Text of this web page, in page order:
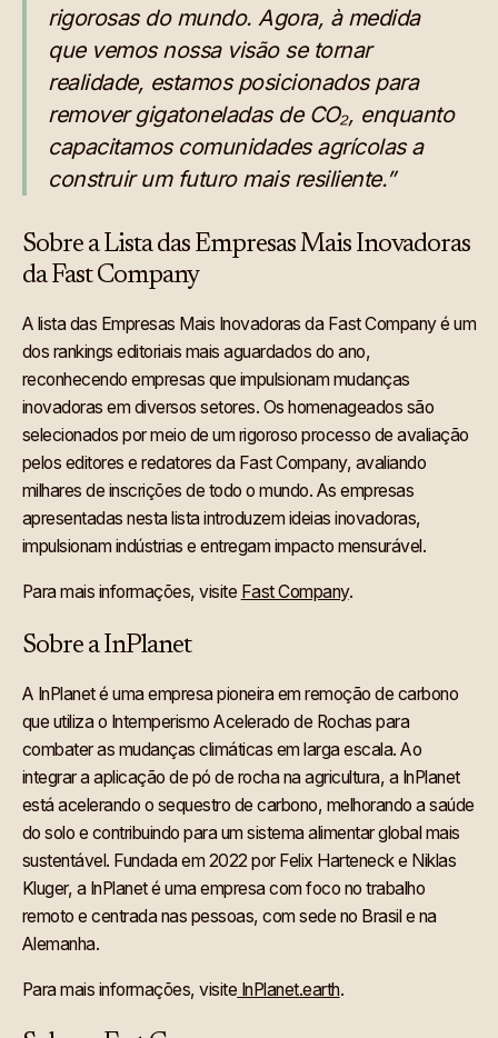
rigorosas do mundo. Agora, à medida
que vemos nossa visão se tornar
realidade, estamos posicionados para
remover gigatoneladas de CO₂, enquanto
capacitamos comunidades agrícolas a
construir um futuro mais resiliente.”
Sobre a Lista das Empresas Mais Inovadoras
da Fast Company
A lista das Empresas Mais Inovadoras da Fast Company é um
dos rankings editoriais mais aguardados do ano,
reconhecendo empresas que impulsionam mudanças
inovadoras em diversos setores. Os homenageados são
selecionados por meio de um rigoroso processo de avaliação
pelos editores e redatores da Fast Company, avaliando
milhares de inscrições de todo o mundo. As empresas
apresentadas nesta lista introduzem ideias inovadoras,
impulsionam indústrias e entregam impacto mensurável.
Para mais informações, visite Fast Company.
Sobre a InPlanet
A InPlanet é uma empresa pioneira em remoção de carbono
que utiliza o Intemperismo Acelerado de Rochas para
combater as mudanças climáticas em larga escala. Ao
integrar a aplicação de pó de rocha na agricultura, a InPlanet
está acelerando o sequestro de carbono, melhorando a saúde
do solo e contribuindo para um sistema alimentar global mais
sustentável. Fundada em 2022 por Felix Harteneck e Niklas
Kluger, a InPlanet é uma empresa com foco no trabalho
remoto e centrada nas pessoas, com sede no Brasil e na
Alemanha.
Para mais informações, visite InPlanet.earth.